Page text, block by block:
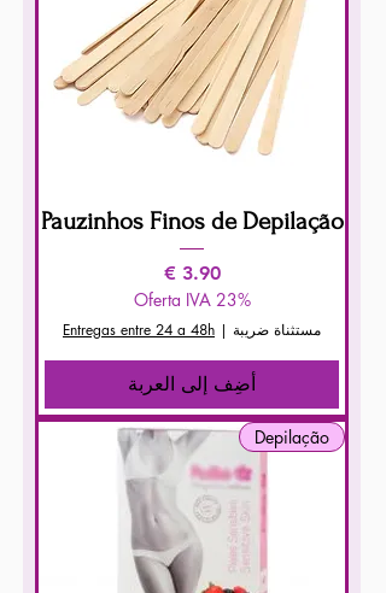
Pauzinhos Finos de Depilação
السعر‏3.90 €
Oferta IVA 23%
مستثناة ضريبة |
Entregas entre 24 a 48h
أضِف إلى العربة
Depilação